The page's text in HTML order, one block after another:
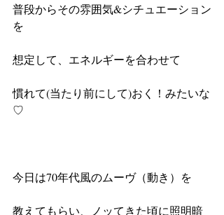
普段からその雰囲気&シチュエーション
を
想定して、エネルギーを合わせて
慣れて(当たり前にして)おく！みたいな
♡
今日は70年代風のムーヴ（動き）を
教えてもらい、ノッてきた頃に照明暗